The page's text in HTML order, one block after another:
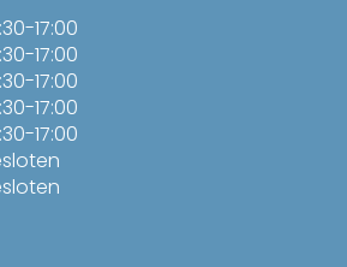
17:00
17:00
17:00
17:00
17:00